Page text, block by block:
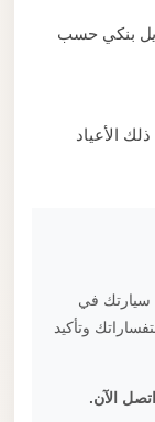
بنكي حسب
في ذلك الأعياد
في
وتأكيد
الآن.